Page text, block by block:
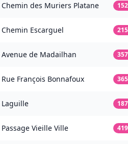
Chemin des Muriers Platane
Chemin Escarguel
Avenue de Madailhan
Rue François Bonnafoux
Laguille
Passage Vieille Ville